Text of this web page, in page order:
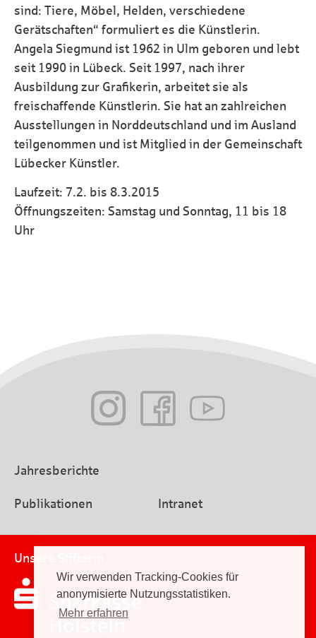
Wir verwenden Tracking-Cookies für
anonymisierte Nutzungsstatistiken.
Mehr erfahren
sind: Tiere, Möbel, Helden, verschiedene
Gerätschaften“ formuliert es die Künstlerin.
Angela Siegmund ist 1962 in Ulm geboren und lebt
seit 1990 in Lübeck. Seit 1997, nach ihrer
Ausbildung zur Grafikerin, arbeitet sie als
freischaffende Künstlerin. Sie hat an zahlreichen
Ausstellungen in Norddeutschland und im Ausland
teilgenommen und ist Mitglied in der Gemeinschaft
Lübecker Künstler.
Laufzeit: 7.2. bis 8.3.2015
Öffnungszeiten: Samstag und Sonntag, 11 bis 18
Uhr
Jahresberichte
Publikationen Intranet
Unsere Stifterin